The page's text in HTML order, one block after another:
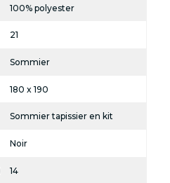
100% polyester
21
Sommier
180 x 190
Sommier tapissier en kit
Noir
14